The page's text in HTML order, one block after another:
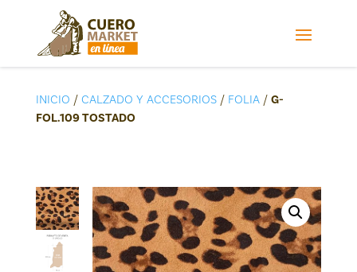
INICIO / CALZADO Y ACCESORIOS/ FOLIA/ G-
FOL.109 TOSTADO